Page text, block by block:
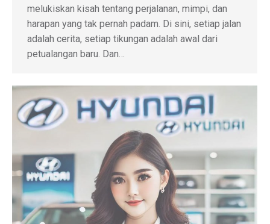
melukiskan kisah tentang perjalanan, mimpi, dan
harapan yang tak pernah padam. Di sini, setiap jalan
adalah cerita, setiap tikungan adalah awal dari
petualangan baru. Dan…